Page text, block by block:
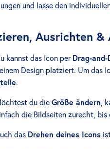
und lasse den
Ausrichten &
kannst das Icon per Drag-and-
Design platziert. Um das
.
du die Größe ändern,
die Bildseiten zurecht,
das Drehen deines Icons